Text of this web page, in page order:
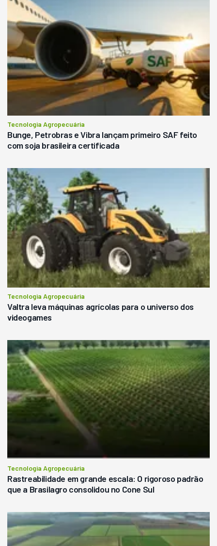
Tecnologia Agropecuária
Bunge, Petrobras e Vibra lançam primeiro SAF feito
com soja brasileira certificada
Tecnologia Agropecuária
Valtra leva máquinas agrícolas para o universo dos
videogames
Tecnologia Agropecuária
Rastreabilidade em grande escala: O rigoroso padrão
que a Brasilagro consolidou no Cone Sul